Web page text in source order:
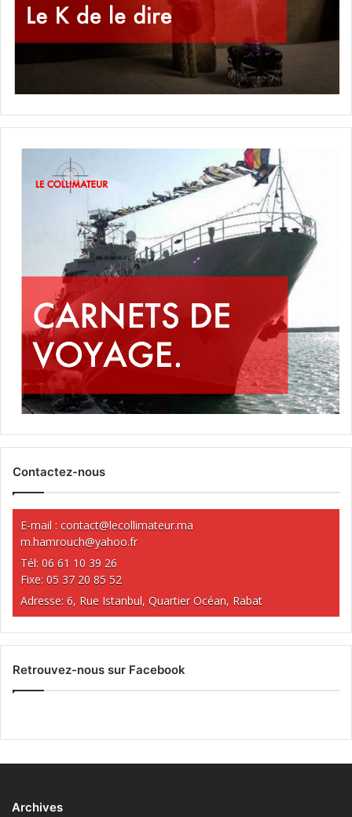
Contactez-nous
E-mail : contact@lecollimateur.ma
m.hamrouch@yahoo.fr
Tél: 06 61 10 39 26
Fixe: 05 37 20 85 52
Adresse: 6, Rue Istanbul, Quartier Océan, Rabat
Retrouvez-nous sur Facebook
Archives